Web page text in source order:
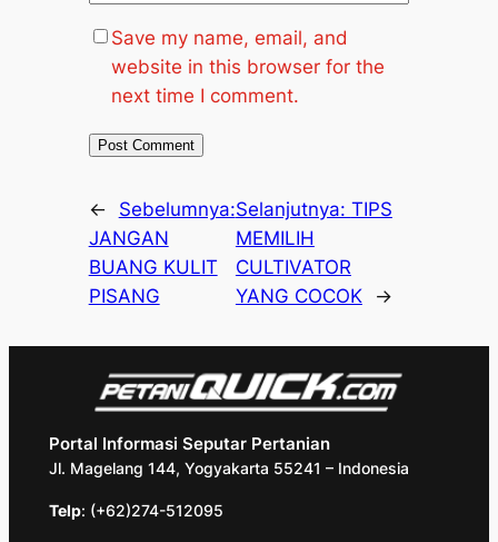
Save my name, email, and
website in this browser for the
next time I comment.
←
Sebelumnya:
JANGAN
BUANG KULIT
PISANG
Selanjutnya: TIPS
MEMILIH
CULTIVATOR
YANG COCOK
→
Portal Informasi Seputar Pertanian
Jl. Magelang 144, Yogyakarta 55241 – Indonesia
Telp: (+62)274-512095